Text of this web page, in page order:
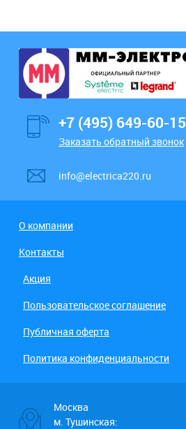
+7 (495) 649-60-15
Заказать обратный звонок
info@electrica220.ru
О компании
Контакты
Акция
Пользовательское соглашение
Публичная оферта
Политика конфиденциальности
Москва
м. Тушинская: